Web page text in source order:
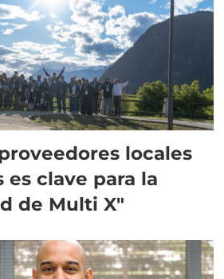
locales
clave para la
de Multi X"